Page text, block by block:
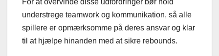
For at overvinde disse udfordringer bør hold
understrege teamwork og kommunikation, så alle
spillere er opmærksomme på deres ansvar og klar
til at hjælpe hinanden med at sikre rebounds.